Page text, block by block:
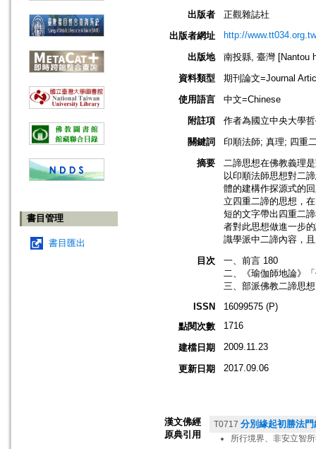
書目管理
書目匯出
出版者
正觀雜誌社
出版者網址
http://
出版地
南投縣, 臺灣 [Nantou
資料類型
期刊論文=Journal
使用語言
中文=Chinese
附註項
作者為國立中央大學
關鍵詞
印順法師; 真理; 四重
摘要
二諦思想在佛教義理
以印順法師思想對二
體的建構作探源式的
立四重二諦的思想，
短的文字帶出四重二
者對此思想做進一步
識學派中二諦內容，
目次
一、前言 180
二、《瑜伽師地論》
三、部派佛教二諦思
ISSN
16099575 (P)
點閱次數
1716
建檔日期 2009.11.23
更新日期 2017.09.06
漢文佛經
原典引用
T0717 分別緣起初勝法門
所行境界、非安立智